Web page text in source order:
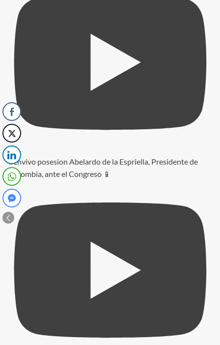
#envivo posesion Abelardo de la Espriella, Presidente de
Colombia, ante el Congreso 📱